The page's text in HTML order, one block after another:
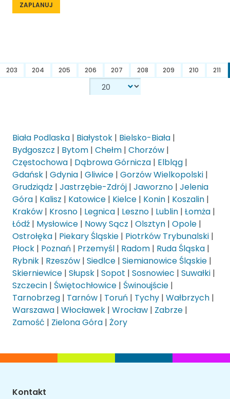
ZAPLANUJ
203 204 205 206 207 208 209 210 211
Biała Podlaska | Białystok | Bielsko-Biała |
Bydgoszcz | Bytom | Chełm | Chorzów |
Częstochowa | Dąbrowa Górnicza | Elbląg |
Gdańsk | Gdynia | Gliwice | Gorzów Wielkopolski |
Grudziądz | Jastrzębie-Zdrój | Jaworzno | Jelenia
Góra | Kalisz | Katowice | Kielce | Konin | Koszalin |
Kraków | Krosno | Legnica | Leszno | Lublin | Łomża |
Łódź | Mysłowice | Nowy Sącz | Olsztyn | Opole |
Ostrołęka | Piekary Śląskie | Piotrków Trybunalski |
Płock | Poznań | Przemyśl | Radom | Ruda Śląska |
Rybnik | Rzeszów | Siedlce | Siemianowice Śląskie |
Skierniewice | Słupsk | Sopot | Sosnowiec | Suwałki |
Szczecin | Świętochłowice | Świnoujście |
Tarnobrzeg | Tarnów | Toruń | Tychy | Wałbrzych |
Warszawa | Włocławek | Wrocław | Zabrze |
Zamość | Zielona Góra | Żory
Kontakt